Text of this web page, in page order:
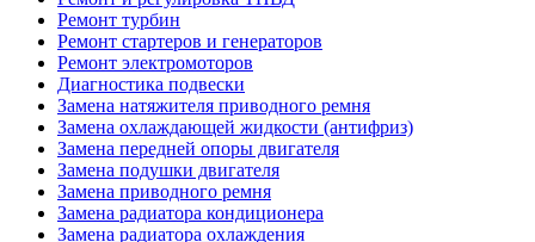
Ремонт турбин
Ремонт стартеров и генераторов
Ремонт электромоторов
Диагностика подвески
Замена натяжителя приводного ремня
Замена охлаждающей жидкости (антифриз)
Замена передней опоры двигателя
Замена подушки двигателя
Замена приводного ремня
Замена радиатора кондиционера
Замена радиатора охлаждения